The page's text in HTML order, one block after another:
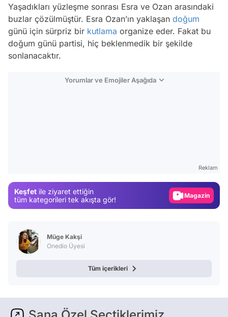
Yaşadıkları yüzleşme sonrası Esra ve Ozan arasındaki
buzlar çözülmüştür. Esra Ozan’ın yaklaşan doğum
günü için sürpriz bir kutlama organize eder. Fakat bu
doğum günü partisi, hiç beklenmedik bir şekilde
sonlanacaktır.
Yorumlar ve Emojiler Aşağıda
Reklam
Keşfet ile ziyaret ettiğin
tüm kategorileri tek akışta gör!
Magazin
Müge Kakşi
Onedio Üyesi
Tüm içerikleri